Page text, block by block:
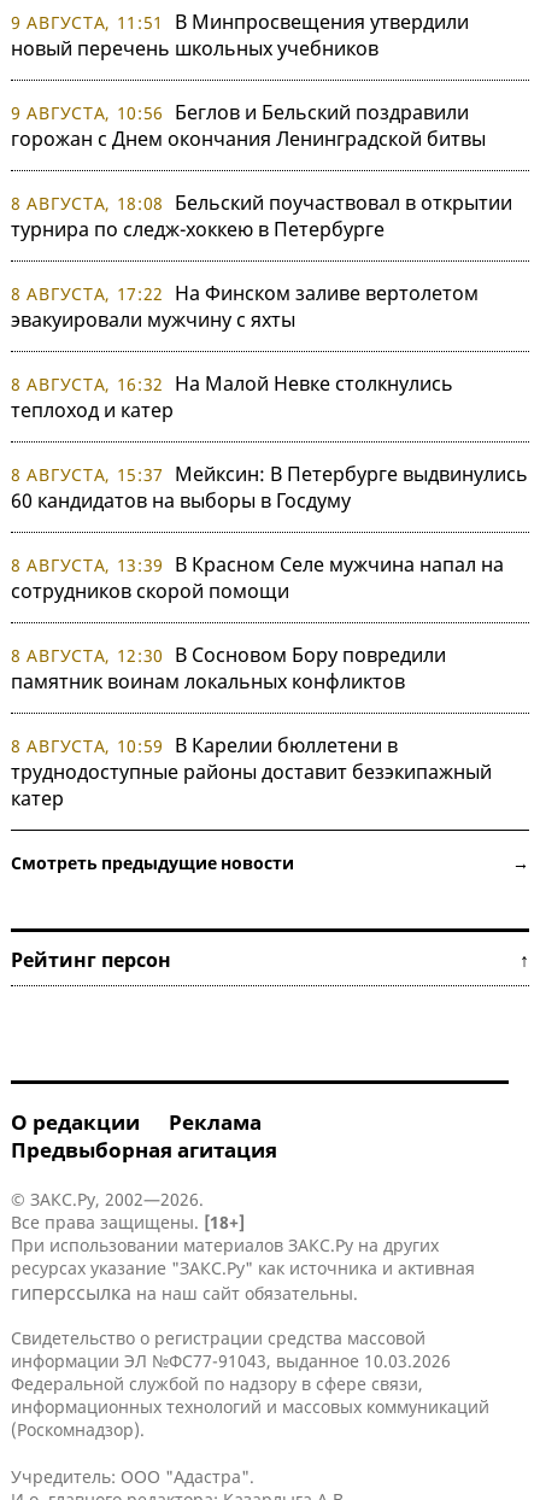
9 АВГУСТА, 11:51
В Минпросвещения утвердили
новый перечень школьных учебников
9 АВГУСТА, 10:56
Беглов и Бельский поздравили
горожан с Днем окончания Ленинградской битвы
8 АВГУСТА, 18:08
Бельский поучаствовал в открытии
турнира по следж-хоккею в Петербурге
8 АВГУСТА, 17:22
На Финском заливе вертолетом
эвакуировали мужчину с яхты
8 АВГУСТА, 16:32
На Малой Невке столкнулись
теплоход и катер
8 АВГУСТА, 15:37
Мейксин: В Петербурге выдвинулись
60 кандидатов на выборы в Госдуму
8 АВГУСТА, 13:39
В Красном Селе мужчина напал на
сотрудников скорой помощи
8 АВГУСТА, 12:30
В Сосновом Бору повредили
памятник воинам локальных конфликтов
8 АВГУСТА, 10:59
В Карелии бюллетени в
труднодоступные районы доставит безэкипажный
катер
Смотреть предыдущие новости →
Рейтинг персон ↑
О редакции
Реклама
Предвыборная агитация
© ЗАКС.Ру, 2002—2026.
Все права защищены. [18+]
При использовании материалов ЗАКС.Ру на других
ресурсах указание "ЗАКС.Ру" как источника и активная
гиперссылка на наш сайт обязательны.
Свидетельство о регистрации средства массовой
информации ЭЛ №ФС77-91043, выданное 10.03.2026
Федеральной службой по надзору в сфере связи,
информационных технологий и массовых коммуникаций
(Роскомнадзор).
Учредитель: ООО "Адастра".